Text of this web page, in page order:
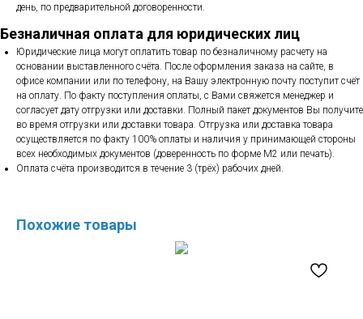
день, по предварительной договоренности.
Безналичная оплата для юридических лиц
Юридические лица могут оплатить товар по безналичному расчету на
основании выставленного счёта. После оформления заказа на сайте, в
офисе компании или по телефону, на Вашу электронную почту поступит счёт
на оплату. По факту поступления оплаты, с Вами свяжется менеджер и
согласует дату отгрузки или доставки. Полный пакет документов Вы получите
во время отгрузки или доставки товара. Отгрузка или доставка товара
осуществляется по факту 100% оплаты и наличия у принимающей стороны
всех необходимых документов (доверенность по форме М2 или печать).
Оплата счёта производится в течение 3 (трёх) рабочих дней.
Похожие товары